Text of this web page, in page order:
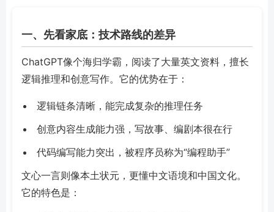
一、先看家底：技术路线的差异
ChatGPT像个海归学霸，阅读了大量英文资料，擅长
逻辑推理和创意写作。它的优势在于：
逻辑链条清晰，能完成复杂的推理任务
创意内容生成能力强，写故事、编剧本很在行
代码编写能力突出，被程序员称为“编程助手”
文心一言则像本土状元，更懂中文语境和中国文化。
它的特色是：